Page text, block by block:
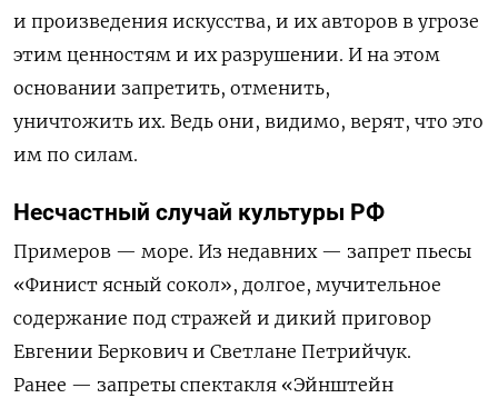
и произведения искусства, и их авторов в угрозе
этим ценностям и их разрушении. И на этом
основании запретить, отменить,
уничтожить их. Ведь они, видимо, верят, что это
им по силам.
Несчастный случай культуры РФ
Примеров — море. Из недавних — запрет пьесы
«Финист ясный сокол», долгое, мучительное
содержание под стражей и дикий приговор
Евгении Беркович и Светлане Петрийчук.
Ранее — запреты спектакля «Эйнштейн